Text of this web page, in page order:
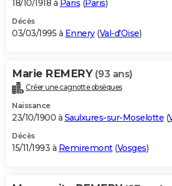
18/10/1918 à Paris (Paris)
Décès
03/03/1995 à Ennery(Val-d'Oise)
Marie REMERY (93 ans)
Créer une cagnotte obsèques
Naissance
23/10/1900 à Saulxures-sur-Moselotte (
Décès
15/11/1993 à Remiremont(Vosges)